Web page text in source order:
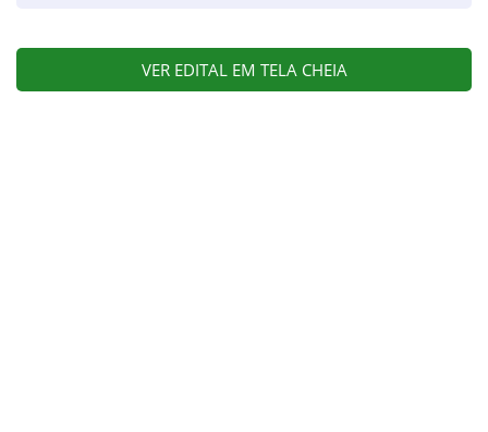
VER EDITAL EM TELA CHEIA